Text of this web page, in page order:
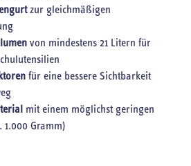
zur gleichmäßigen
von mindestens 21 Litern für
für eine bessere Sichtbarkeit
mit einem möglichst geringen
1.000 Gramm)